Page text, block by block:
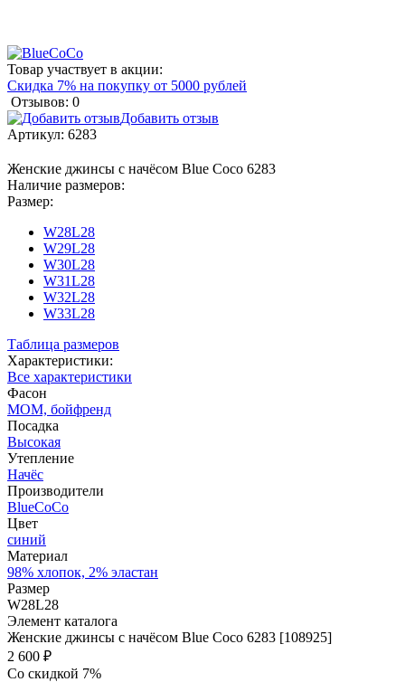
Товар участвует в акции:
Скидка 7% на покупку от 5000 рублей
Отзывов: 0
Добавить отзыв
Артикул: 6283
Женские джинсы с начёсом Blue Coco 6283
Наличие размеров:
Размер:
W28L28
W29L28
W30L28
W31L28
W32L28
W33L28
Таблица размеров
Характеристики:
Все характеристики
Фасон
МОМ, бойфренд
Посадка
Высокая
Утепление
Начёс
Производители
BlueCoCo
Цвет
синий
Материал
98% хлопок, 2% эластан
Размер
W28L28
Элемент каталога
Женские джинсы с начёсом Blue Coco 6283 [108925]
2 600 ₽
Со скидкой 7%